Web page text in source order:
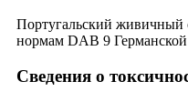
Португальский живичный
нормам DAB 9
Сведения о